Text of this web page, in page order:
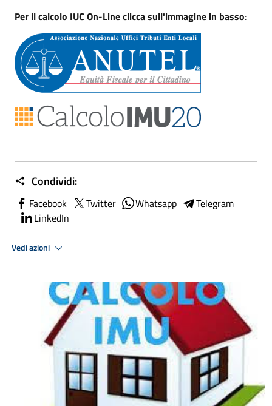
Per il calcolo IUC On-Line clicca sull'immagine in basso:
Condividi:
Facebook Twitter Whatsapp
Telegram
LinkedIn
Vedi azioni